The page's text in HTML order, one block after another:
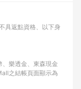
具返點資格
以下身
樂透金、東森現金
之結帳頁面顯示為